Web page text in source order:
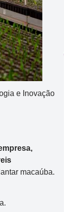
e Inovação
macaúba.